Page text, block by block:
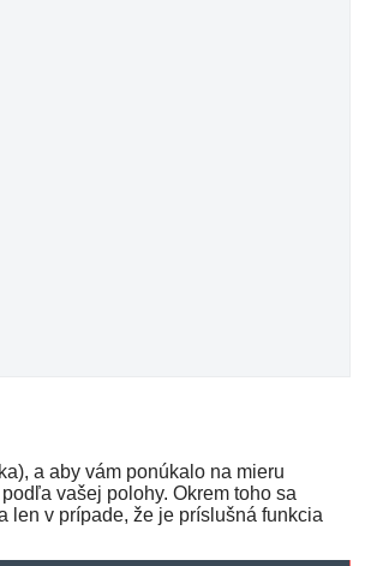
a aby vám ponúkalo na mieru
vašej polohy. Okrem toho sa
len v prípade, že je príslušná funkcia